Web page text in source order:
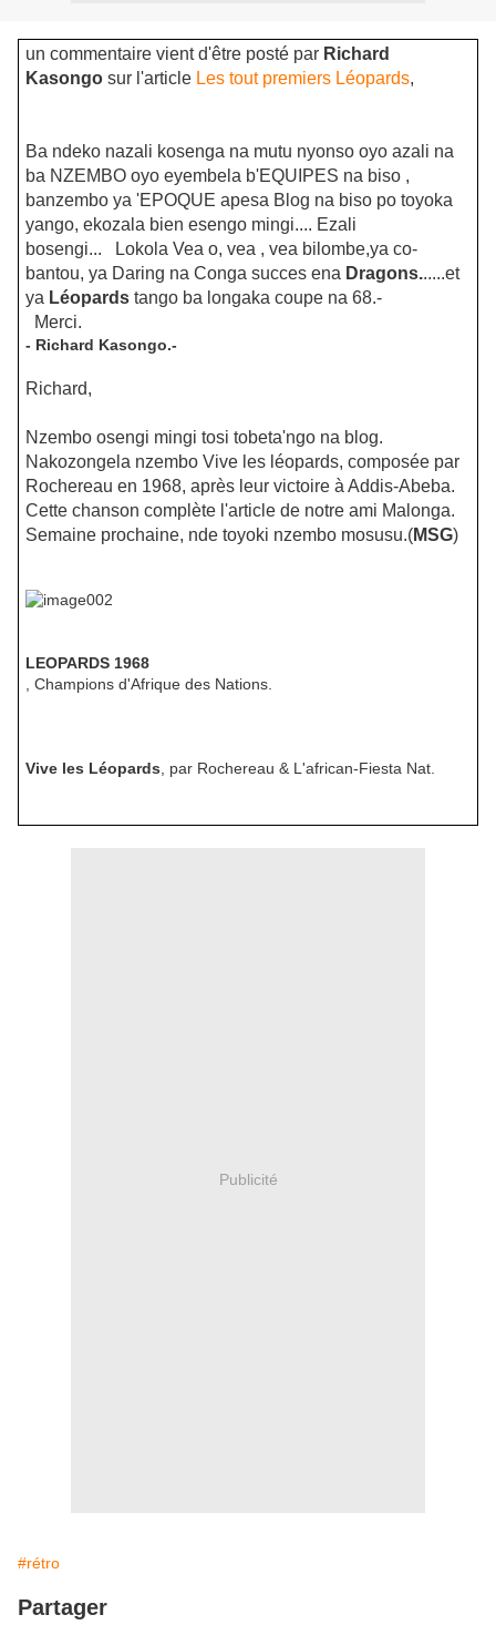
un commentaire vient d'être posté par Richard
Kasongosur l'article Les tout premiers Léopards,
Ba ndeko nazali kosenga na mutu nyonso oyo azali na
ba NZEMBO oyo eyembela b'EQUIPES na biso ,
banzembo ya 'EPOQUE apesa Blog na biso po toyoka
yango, ekozala bien esengo mingi.... Ezali
bosengi... Lokola Vea o, vea , vea bilombe,ya co-
bantou, ya Daring na Conga succes ena Dragons......et
ya Léopardstango ba longaka coupe na 68.-
Merci.
- Richard Kasongo.-
Richard,
Nzembo osengi mingi tosi tobeta'ngo na blog.
Nakozongela nzembo Vive les léopards, composée par
Rochereau en 1968, après leur victoire à Addis-Abeba.
Cette chanson complète l'article de notre ami Malonga.
Semaine prochaine, nde toyoki nzembo mosusu.(MSG)
LEOPARDS 1968
, Champions d'Afrique des Nations.
Vive les Léopards , par Rochereau & L'african-Fiesta Nat.
Publicité
#rétro
Partager